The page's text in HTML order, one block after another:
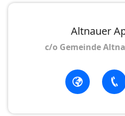
Altnauer
c/o Gemeinde